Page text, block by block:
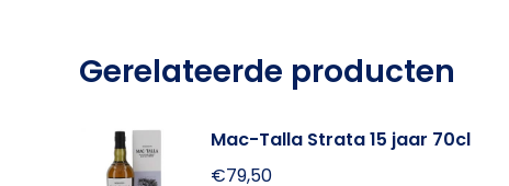
Gerelateerde producten
Mac-Talla Strata 15 jaar 70cl
€79,50